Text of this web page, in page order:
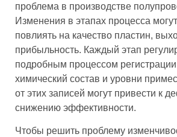
проблема в производстве
Изменения в этапах процесса
повлиять на качество пластин,
прибыльность. Каждый этап
подробным процессом
химический состав и уровни
от этих записей могут привести к
снижению эффективности.
Чтобы решить проблему